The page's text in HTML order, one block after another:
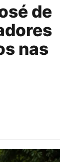
de
nas